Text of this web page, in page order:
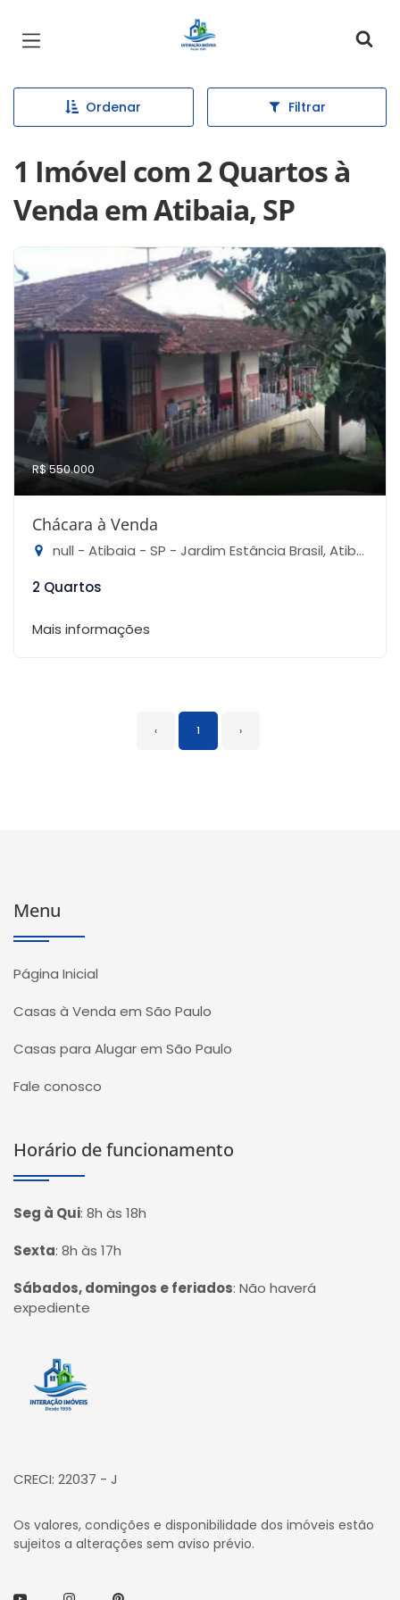
Página inicial
Ordenar Filtrar
1 Imóvel com 2 Quartos à
Venda em Atibaia, SP
R$ 550.000
Chácara à Venda
null - Atibaia - SP - Jardim Estância Brasil, Atibaia-SP
2 Quartos
Mais informações
‹ 1 ›
Menu
Página Inicial
Casas à Venda em São Paulo
Casas para Alugar em São Paulo
Fale conosco
Horário de funcionamento
Seg à Qui: 8h às 18h
Sexta: 8h às 17h
Sábados, domingos e feriados: Não haverá
expediente
Página inicial
CRECI: 22037 - J
Os valores, condições e disponibilidade dos imóveis estão
sujeitos a alterações sem aviso prévio.